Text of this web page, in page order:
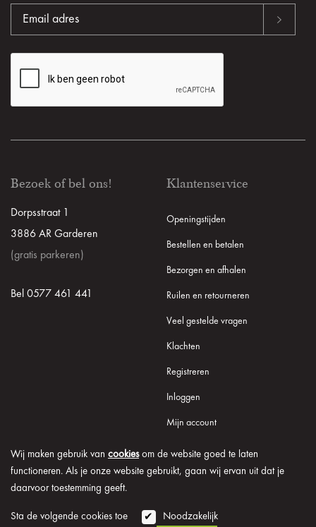
Wij maken gebruik van cookiesom de website goed te laten
functioneren. Als je onze website gebruikt, gaan wij ervan uit dat je
daarvoor toestemming geeft.
Sta de volgende cookies toe Noodzakelijk
Bezoek of bel ons!
Dorpsstraat 1
3886 AR Garderen
(gratis parkeren)
Bel 0577 461 441
Klantenservice
Openingstijden
Bestellen en betalen
Bezorgen en afhalen
Ruilen en retourneren
Veel gestelde vragen
Klachten
Registreren
Inloggen
Mijn account
© 2026 Onder de Lindeboom